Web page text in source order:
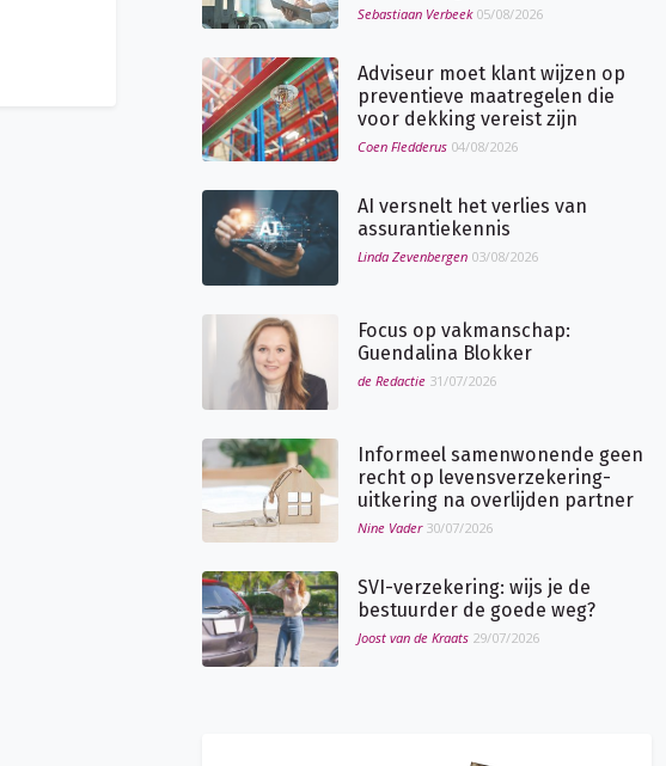
Sebastiaan Verbeek 05/08/2026
Adviseur moet klant wijzen op
preventieve maatregelen die
voor dekking vereist zijn
Coen Fledderus 04/08/2026
AI versnelt het verlies van
assurantiekennis
Linda Zevenbergen 03/08/2026
Focus op vakmanschap:
Guendalina Blokker
de Redactie 31/07/2026
Informeel samenwonende geen
recht op levensverzekering-
uitkering na overlijden partner
Nine Vader 30/07/2026
SVI-verzekering: wijs je de
bestuurder de goede weg?
Joost van de Kraats 29/07/2026